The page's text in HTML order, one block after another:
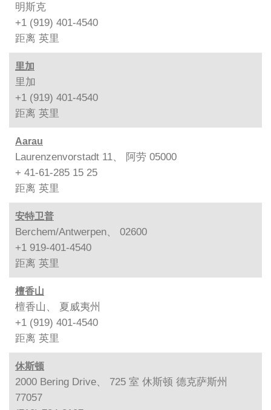
明斯克
+1 (919) 401-4540
距离 英里
里加
里加
+1 (919) 401-4540
距离 英里
Aarau
Laurenzenvorstadt 11、 阿劳 05000
+ 41-61-285 15 25
距离 英里
安特卫普
Berchem/Antwerpen、 02600
+1 919-401-4540
距离 英里
檀香山
檀香山、 夏威夷州
+1 (919) 401-4540
距离 英里
休斯顿
2000 Bering Drive、 725 室 休斯顿 德克萨斯州
77057